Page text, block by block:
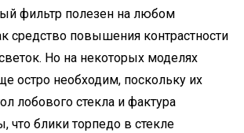
фильтр полезен на любом
средство повышения контрастности
Но на некоторых моделях
остро необходим, поскольку их
лобового стекла и фактура
что блики торпедо в стекле